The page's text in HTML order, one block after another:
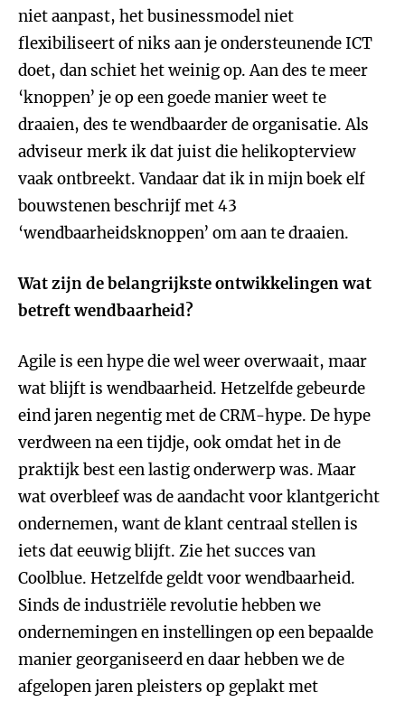
niet aanpast, het businessmodel niet
flexibiliseert of niks aan je ondersteunende ICT
doet, dan schiet het weinig op. Aan des te meer
‘knoppen’ je op een goede manier weet te
draaien, des te wendbaarder de organisatie. Als
adviseur merk ik dat juist die helikopterview
vaak ontbreekt. Vandaar dat ik in mijn boek elf
bouwstenen beschrijf met 43
‘wendbaarheidsknoppen’ om aan te draaien.
Wat zijn de belangrijkste ontwikkelingen wat
betreft wendbaarheid?
Agile is een hype die wel weer overwaait, maar
wat blijft is wendbaarheid. Hetzelfde gebeurde
eind jaren negentig met de CRM-hype. De hype
verdween na een tijdje, ook omdat het in de
praktijk best een lastig onderwerp was. Maar
wat overbleef was de aandacht voor klantgericht
ondernemen, want de klant centraal stellen is
iets dat eeuwig blijft. Zie het succes van
Coolblue. Hetzelfde geldt voor wendbaarheid.
Sinds de industriële revolutie hebben we
ondernemingen en instellingen op een bepaalde
manier georganiseerd en daar hebben we de
afgelopen jaren pleisters op geplakt met